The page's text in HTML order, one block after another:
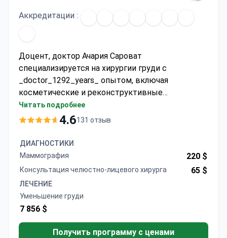
Аккредитации :
Доцент, доктор Ачария Сароват
специализируется на хирургии груди с
_doctor_1292_years_ опытом, включая
косметические и реконструктивные
процедуры. Он прошел обучение в Университете
Махидол и стажировку по хирургии кисти и
Университете Миссисипи. Уменьшение груди
может стоить около 8 370 долларов в этой
больнице, аккредитованной JCI, которая
Читать подробнее
4.6131 отзыв
ДИАГНОСТИКИ
Маммография
220 $
Консультация челюстно-лицевого хирурга 65 $
ЛЕЧЕНИЕ
Уменьшение груди
7 856 $
Получить программу с ценами